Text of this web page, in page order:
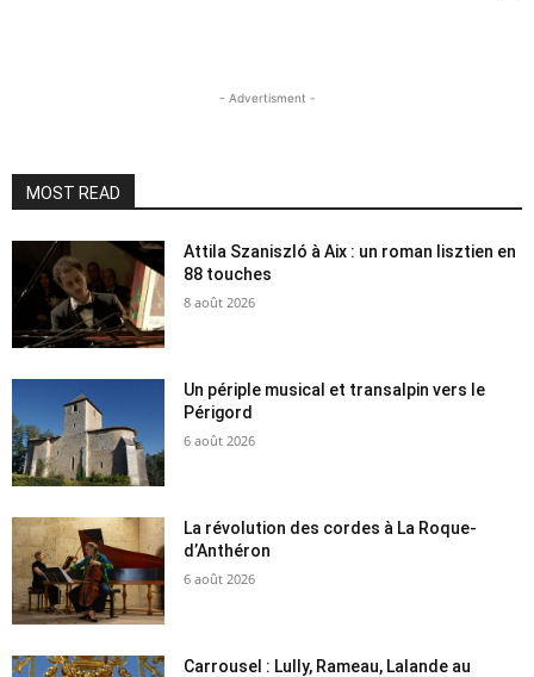
- Advertisment -
MOST READ
Attila Szaniszló à Aix : un roman lisztien en
88 touches
8 août 2026
Un périple musical et transalpin vers le
Périgord
6 août 2026
La révolution des cordes à La Roque-
d’Anthéron
6 août 2026
Carrousel : Lully, Rameau, Lalande au